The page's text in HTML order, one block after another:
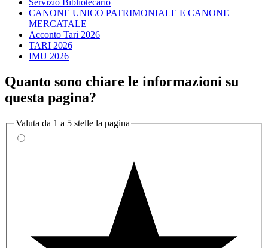
Servizio Bibliotecario
CANONE UNICO PATRIMONIALE E CANONE
MERCATALE
Acconto Tari 2026
TARI 2026
IMU 2026
Quanto sono chiare le informazioni su
questa pagina?
Valuta da 1 a 5 stelle la pagina